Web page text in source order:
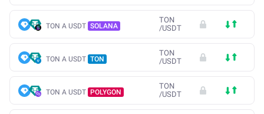
TON A USDT SOLANA
TON
/USDT
TON A USDT TON
TON
/USDT
TON A USDT POLYGON
TON
/USDT